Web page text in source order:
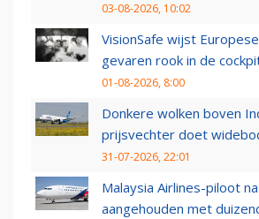
03-08-2026, 10:02
VisionSafe wijst
gevaren rook in de
01-08-2026, 8:00
Donkere wolken boven
prijsvechter doet
31-07-2026, 22:01
Malaysia Airlines-piloot
aangehouden met